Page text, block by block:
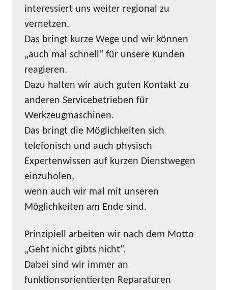
interessiert uns weiter regional zu
vernetzen.
Das bringt kurze Wege und wir können
„auch mal schnell“ für unsere Kunden
reagieren.
Dazu halten wir auch guten Kontakt zu
anderen Servicebetrieben für
Werkzeugmaschinen.
Das bringt die Möglichkeiten sich
telefonisch und auch physisch
Expertenwissen auf kurzen Dienstwegen
einzuholen,
wenn auch wir mal mit unseren
Möglichkeiten am Ende sind.
Prinzipiell arbeiten wir nach dem Motto
„Geht nicht gibts nicht“.
Dabei sind wir immer an
funktionsorientierten Reparaturen